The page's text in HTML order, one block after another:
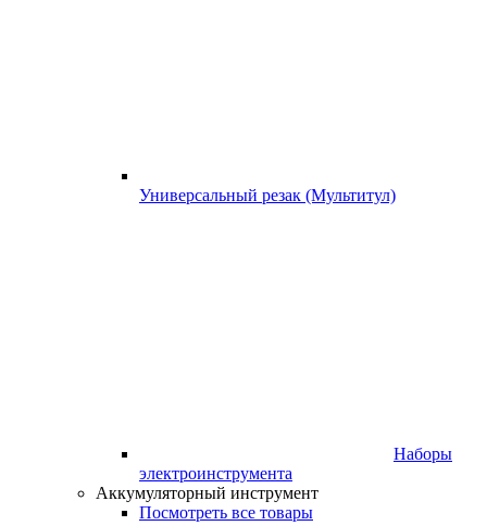
Универсальный резак (Мультитул)
Наборы
электроинструмента
Аккумуляторный инструмент
Посмотреть все товары